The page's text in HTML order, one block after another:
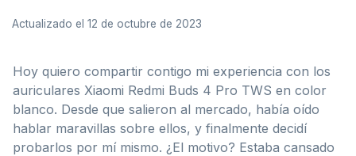
Actualizado el 12 de octubre de 2023
Hoy quiero compartir contigo mi experiencia con los
auriculares Xiaomi Redmi Buds 4 Pro TWS en color
blanco. Desde que salieron al mercado, había oído
hablar maravillas sobre ellos, y finalmente decidí
probarlos por mí mismo. ¿El motivo? Estaba cansado